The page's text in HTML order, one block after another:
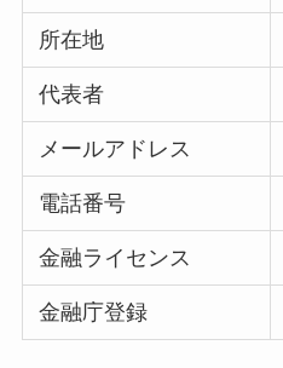
所在地
代表者
メールアドレス
電話番号
金融ライセンス
金融庁登録